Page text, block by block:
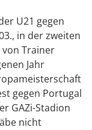
U21 gegen
in der zweiten
von Trainer
Jahr
gegen Portugal
GAZi-Stadion
nicht